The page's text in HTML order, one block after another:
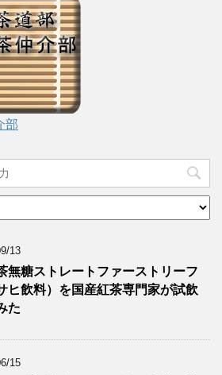
部
13
無糖ストレートファーストリーフ
ヒ飲料）を国産紅茶専門家が試飲
た
15